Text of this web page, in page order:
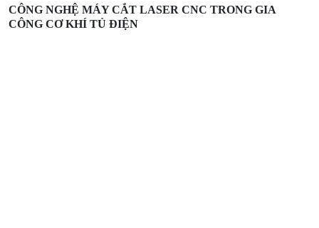
CÔNG NGHỆ MÁY CẮT LASER CNC TRONG GIA
CÔNG CƠ KHÍ TỦ ĐIỆN